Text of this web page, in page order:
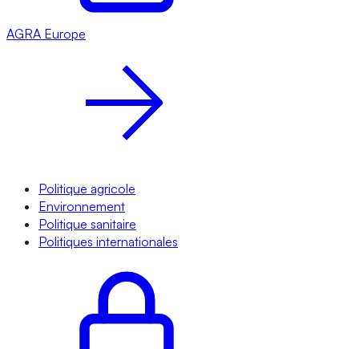
AGRA Europe
Politique agricole
Environnement
Politique sanitaire
Politiques internationales